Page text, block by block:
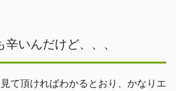
いんだけど、、、
て頂ければわかるとおり、かなりエ